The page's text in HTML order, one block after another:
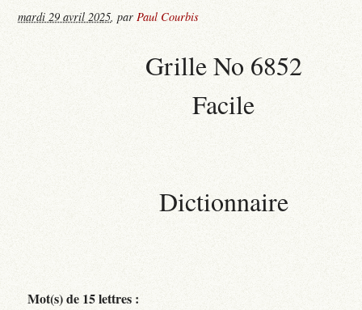
mardi 29 avril 2025,parPaul Courbis
Grille No 6852
Facile
Dictionnaire
Mot(s) de 15 lettres :